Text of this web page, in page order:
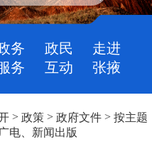
务
务
政民
互动
走进
张掖
>政策 >政府文件 >按主题
电、新闻出版